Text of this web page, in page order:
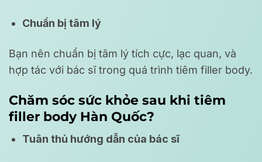
Chuẩn bị tâm lý
Bạn nên chuẩn bị tâm lý tích cực, lạc quan, và
hợp tác với bác sĩ trong quá trình tiêm filler body.
Chăm sóc sức khỏe sau khi tiêm
filler body Hàn Quốc?
Tuân thủ hướng dẫn của bác sĩ